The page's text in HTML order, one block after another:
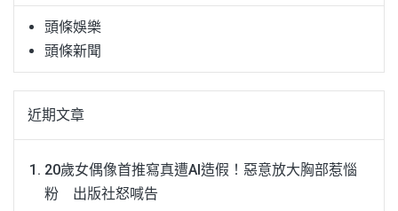
頭條娛樂
頭條新聞
近期文章
20歲女偶像首推寫真遭AI造假！惡意放大胸部惹惱
粉 出版社怒喊告